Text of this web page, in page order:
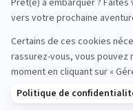
Circuits privés